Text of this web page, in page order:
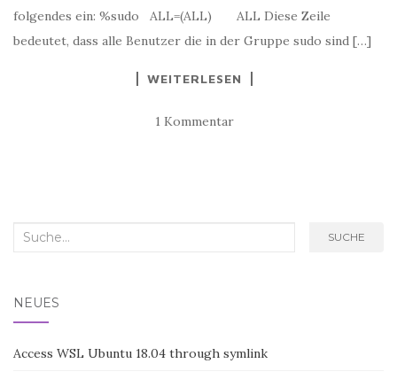
folgendes ein: %sudo ALL=(ALL) ALL Diese Zeile
bedeutet, dass alle Benutzer die in der Gruppe sudo sind […]
WEITERLESEN
1 Kommentar
Search
SUCHE
NEUES
Access WSL Ubuntu 18.04 through symlink